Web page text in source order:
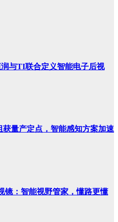
与TI联合定义智能电子后视
量产定点，智能感知方案加速
镜：智能视野管家，懂路更懂